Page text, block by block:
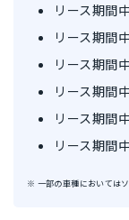
リース期間
リース期間
リース期間
リース期間
リース期間
リース期間
※ 一部の車種においては